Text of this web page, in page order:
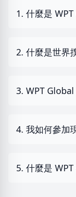
1. 什麼是
2. 什麼是世界
3. WPT Global
4. 我如何參加
5. 什麼是 WPT